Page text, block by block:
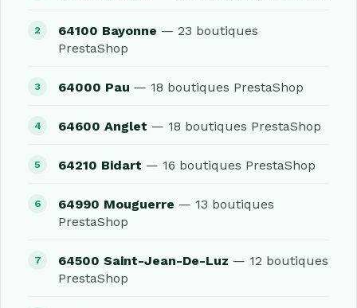
64100 Bayonne — 23 boutiques
PrestaShop
64000 Pau — 18 boutiques PrestaShop
64600 Anglet — 18 boutiques PrestaShop
64210 Bidart — 16 boutiques PrestaShop
64990 Mouguerre — 13 boutiques
PrestaShop
64500 Saint-Jean-De-Luz — 12 boutiques
PrestaShop